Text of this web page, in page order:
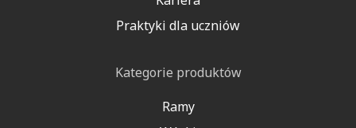
Praktyki dla uczniów
Kategorie produktów
Ramy